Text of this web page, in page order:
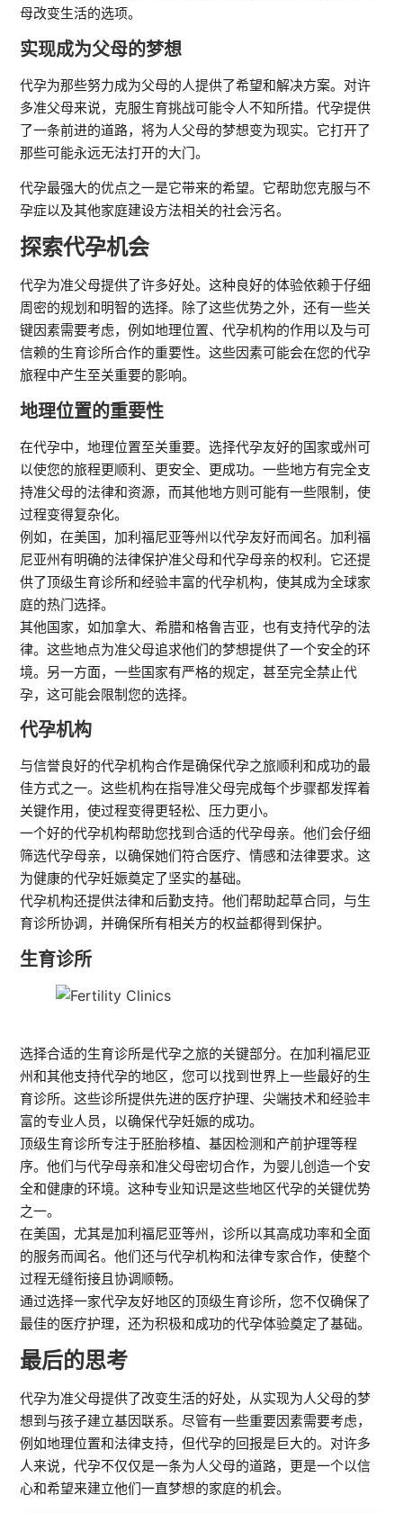
母改变生活的选项。
实现成为父母的梦想
代孕为那些努力成为父母的人提供了希望和解决方案。对许
多准父母来说，克服生育挑战可能令人不知所措。代孕提供
了一条前进的道路，将为人父母的梦想变为现实。它打开了
那些可能永远无法打开的大门。
代孕最强大的优点之一是它带来的希望。它帮助您克服与不
孕症以及其他家庭建设方法相关的社会污名。
探索代孕机会
代孕为准父母提供了许多好处。这种良好的体验依赖于仔细
周密的规划和明智的选择。除了这些优势之外，还有一些关
键因素需要考虑，例如地理位置、代孕机构的作用以及与可
信赖的生育诊所合作的重要性。这些因素可能会在您的代孕
旅程中产生至关重要的影响。
地理位置的重要性
在代孕中，地理位置至关重要。选择代孕友好的国家或州可
以使您的旅程更顺利、更安全、更成功。一些地方有完全支
持准父母的法律和资源，而其他地方则可能有一些限制，使
过程变得复杂化。
例如，在美国，加利福尼亚等州以代孕友好而闻名。加利福
尼亚州有明确的法律保护准父母和代孕母亲的权利。它还提
供了顶级生育诊所和经验丰富的代孕机构，使其成为全球家
庭的热门选择。
其他国家，如加拿大、希腊和格鲁吉亚，也有支持代孕的法
律。这些地点为准父母追求他们的梦想提供了一个安全的环
境。另一方面，一些国家有严格的规定，甚至完全禁止代
孕，这可能会限制您的选择。
代孕机构
与信誉良好的代孕机构合作是确保代孕之旅顺利和成功的最
佳方式之一。这些机构在指导准父母完成每个步骤都发挥着
关键作用，使过程变得更轻松、压力更小。
一个好的代孕机构帮助您找到合适的代孕母亲。他们会仔细
筛选代孕母亲，以确保她们符合医疗、情感和法律要求。这
为健康的代孕妊娠奠定了坚实的基础。
代孕机构还提供法律和后勤支持。他们帮助起草合同，与生
育诊所协调，并确保所有相关方的权益都得到保护。
生育诊所
选择合适的生育诊所是代孕之旅的关键部分。在加利福尼亚
州和其他支持代孕的地区，您可以找到世界上一些最好的生
育诊所。这些诊所提供先进的医疗护理、尖端技术和经验丰
富的专业人员，以确保代孕妊娠的成功。
顶级生育诊所专注于胚胎移植、基因检测和产前护理等程
序。他们与代孕母亲和准父母密切合作，为婴儿创造一个安
全和健康的环境。这种专业知识是这些地区代孕的关键优势
之一。
在美国，尤其是加利福尼亚等州，诊所以其高成功率和全面
的服务而闻名。他们还与代孕机构和法律专家合作，使整个
过程无缝衔接且协调顺畅。
通过选择一家代孕友好地区的顶级生育诊所，您不仅确保了
最佳的医疗护理，还为积极和成功的代孕体验奠定了基础。
最后的思考
代孕为准父母提供了改变生活的好处，从实现为人父母的梦
想到与孩子建立基因联系。尽管有一些重要因素需要考虑，
例如地理位置和法律支持，但代孕的回报是巨大的。对许多
人来说，代孕不仅仅是一条为人父母的道路，更是一个以信
心和希望来建立他们一直梦想的家庭的机会。